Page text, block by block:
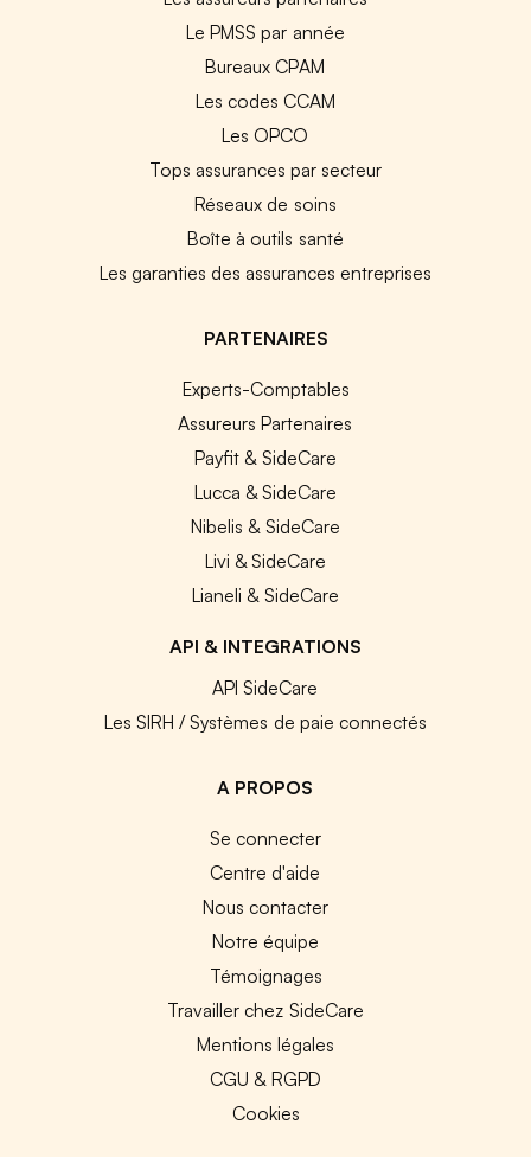
Le PMSS par année
Bureaux CPAM
Les codes CCAM
Les OPCO
Tops assurances par secteur
Réseaux de soins
Boîte à outils santé
Les garanties des assurances entreprises
PARTENAIRES
Experts-Comptables
Assureurs Partenaires
Payfit & SideCare
Lucca & SideCare
Nibelis & SideCare
Livi & SideCare
Lianeli & SideCare
API & INTEGRATIONS
API SideCare
Les SIRH / Systèmes de paie connectés
A PROPOS
Se connecter
Centre d'aide
Nous contacter
Notre équipe
Témoignages
Travailler chez SideCare
Mentions légales
CGU & RGPD
Cookies